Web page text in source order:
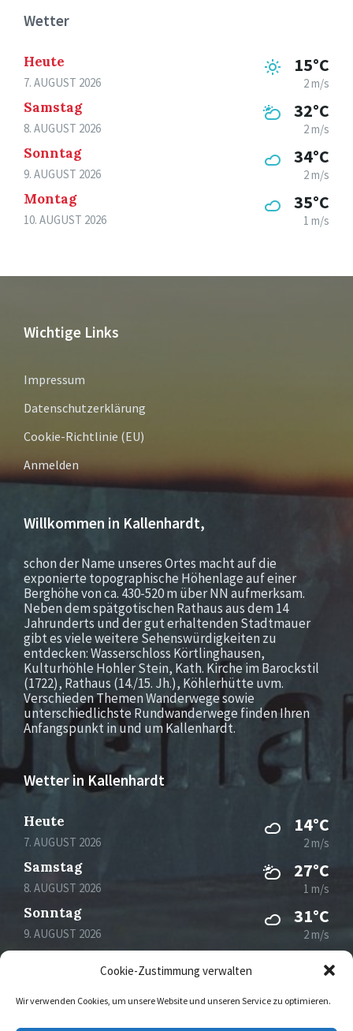
Cookie-Zustimmung verwalten
Wir verwenden Cookies, um unsere Website und unseren Service zu optimieren.
Wetter
Heute
7. AUGUST 2026
15°C
2 m/s
Samstag
8. AUGUST 2026
32°C
2 m/s
Sonntag
9. AUGUST 2026
34°C
2 m/s
Montag
10. AUGUST 2026
35°C
1 m/s
Wichtige Links
Impressum
Datenschutzerklärung
Cookie-Richtlinie (EU)
Anmelden
Willkommen in Kallenhardt,
schon der Name unseres Ortes macht auf die
exponierte topographische Höhenlage auf einer
Berghöhe von ca. 430-520 m über NN aufmerksam.
Neben dem spätgotischen Rathaus aus dem 14
Jahrunderts und der gut erhaltenden Stadtmauer
gibt es viele weitere Sehenswürdigkeiten zu
entdecken: Wasserschloss Körtlinghausen,
Kulturhöhle Hohler Stein, Kath. Kirche im Barockstil
(1722), Rathaus (14./15. Jh.), Köhlerhütte uvm.
Verschieden Themen Wanderwege sowie
unterschiedlichste Rundwanderwege finden Ihren
Anfangspunkt in und um Kallenhardt.
Wetter in Kallenhardt
Heute
7. AUGUST 2026
14°C
2 m/s
Samstag
8. AUGUST 2026
27°C
1 m/s
Sonntag
9. AUGUST 2026
31°C
2 m/s
10. AUGUST 2026
32°C
4 m/s